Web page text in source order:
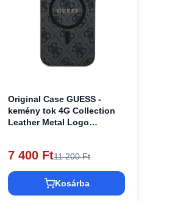
Original Case GUESS -
kemény tok 4G Collection
Leather Metal Logo
Samsung Galaxy S24
7 400 Ft11 200 Ft
Kosárba